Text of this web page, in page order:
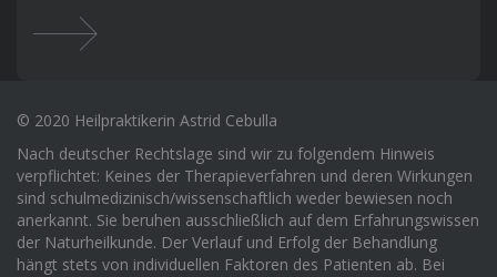
© 2020 Heilpraktikerin Astrid Cebulla
Nach deutscher Rechtslage sind wir zu folgendem Hinweis
verpflichtet: Keines der Therapieverfahren und deren Wirkungen
sind schulmedizinisch/wissenschaftlich weder bewiesen noch
anerkannt. Sie beruhen ausschließlich auf dem Erfahrungswissen
der Naturheilkunde. Der Verlauf und Erfolg der Behandlung
hängt stets von individuellen Faktoren des Patienten ab. Bei